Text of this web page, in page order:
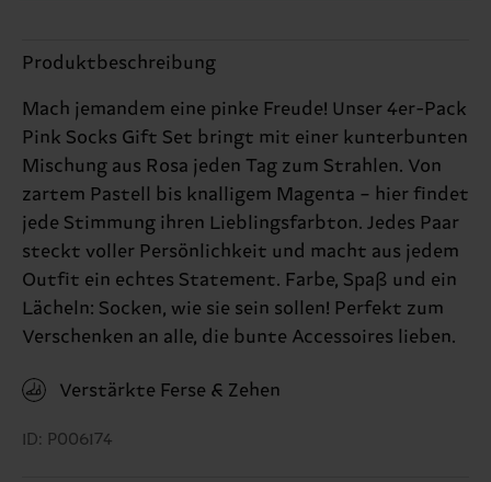
Produktbeschreibung
Mach jemandem eine pinke Freude! Unser 4er-Pack
Pink Socks Gift Set bringt mit einer kunterbunten
Mischung aus Rosa jeden Tag zum Strahlen. Von
zartem Pastell bis knalligem Magenta – hier findet
jede Stimmung ihren Lieblingsfarbton. Jedes Paar
steckt voller Persönlichkeit und macht aus jedem
Outfit ein echtes Statement. Farbe, Spaß und ein
Lächeln: Socken, wie sie sein sollen! Perfekt zum
Verschenken an alle, die bunte Accessoires lieben.
Verstärkte Ferse & Zehen
ID: P006174